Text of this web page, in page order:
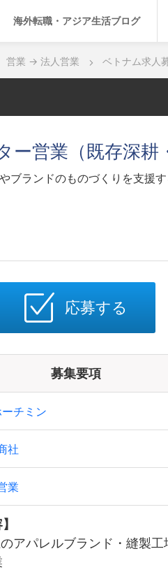
海外転職・アジア生活ブログ
営業 → 法人営業 ベトナム求人
営業（既存深耕
ランドのものづくりを支援す
応募する
募集要項
ーチミン
社
業
アパレルブランド・縫製